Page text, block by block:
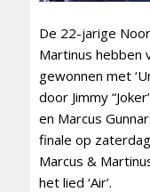
De 22-jarige
Martinus hebben
gewonnen met
door Jimmy
en Marcus
finale op
Marcus &
het lied ‘Air’.